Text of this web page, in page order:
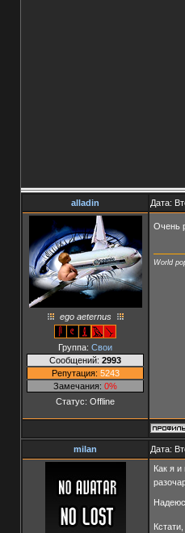
alladin Дата:
ego aeternus
Группа: Свои
Сообщений: 2993
Репутация: 5243
Замечания: 0%
Статус: Offline
Очень
World
milan Дата:
Как я